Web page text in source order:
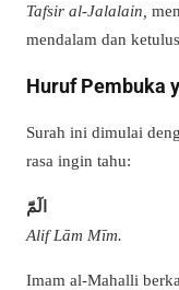
Tafsir al-Jalalain,
mendalam dan
Huruf Pembuka
Surah ini dimulai
rasa ingin tahu:
الٓمّٓ
Alif Lām Mīm.
Imam al-Mahalli